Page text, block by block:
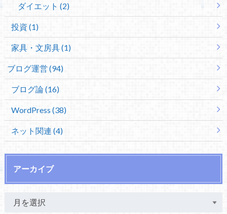
ダイエット (2)
投資 (1)
家具・文房具 (1)
ブログ運営 (94)
ブログ論 (16)
WordPress (38)
ネット関連 (4)
アーカイブ